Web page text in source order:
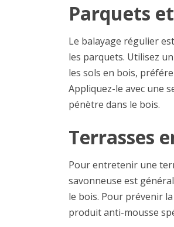
Parquets
Le balayage régulier
les parquets. Utilisez
les sols en bois,
Appliquez-le avec une
pénètre dans le bois.
Terrasses
Pour entretenir une
savonneuse est
le bois. Pour prévenir
produit anti-mousse